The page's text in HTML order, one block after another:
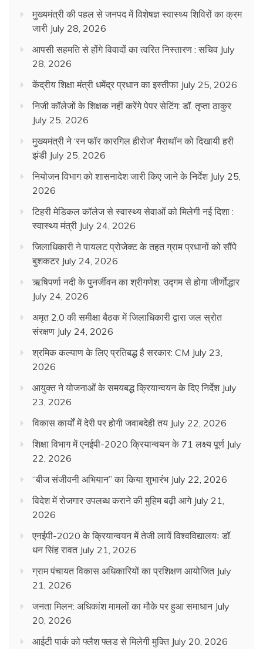
मुख्यमंत्री की पहल से जनपद में विशेषज्ञ स्वास्थ्य शिविरों का क्रम
जारी July 28, 2026
आपसी सहमति से होंगे विवादों का त्वरित निस्तारण : सचिव July
28, 2026
केंद्रीय शिक्षा मंत्री धमेंद्र प्रधान का इस्तीफा July 25, 2026
निजी कॉलेजों के शिक्षक नहीं करेंगे पेपर सेटिंग: डॉ. तृप्ता ठाकुर
July 25, 2026
मुख्यमंत्री ने ‘रन फॉर कारगिल हीरोज’ मैराथॉन को दिखायी हरी
झंडी July 25, 2026
नियोजन विभाग को शासनादेश जारी किए जाने के निर्देश July 25,
2026
टिहरी मेडिकल कॉलेज से स्वास्थ्य सेवाओं को मिलेगी नई दिशा :
स्वास्थ्य मंत्री July 24, 2026
जिलाधिकारी ने पायलट प्रोजेक्ट के तहत ग्राम प्रधानों को सौंपे
बुशकटर July 24, 2026
ऋषिपर्णा नदी के पुनर्जीवन का श्रीगणेश, उद्गम से होगा जीर्णोद्धार
July 24, 2026
अमृत 2.0 की समीक्षा बैठक में जिलाधिकारी द्वारा जल स्रोत
संरक्षण July 24, 2026
श्रमिक कल्याण के लिए प्रतिबद्ध है सरकार: CM July 23,
2026
आयुक्त ने योजनाओं के समयबद्ध क्रियान्वयन के दिए निर्देश July
23, 2026
विकास कार्यों में देरी पर होगी जवाबदेही तय July 22, 2026
शिक्षा विभाग में एनईपी-2020 क्रियान्वयन के 71 लक्ष्य पूर्ण July
22, 2026
“बीज संजीवनी अभियान” का किया शुभारंभ July 22, 2026
विदेश में रोजगार उपलब्ध कराने की मुहिम बढ़ी आगे July 21,
2026
एनईपी-2020 के क्रियान्वयन में तेजी लायें विश्वविद्यालयः डॉ.
धन सिंह रावत July 21, 2026
ग्राम पंचायत विकास अधिकारियों का प्रशिक्षण आयोजित July
21, 2026
जनता मिलन: अधिकांश मामलों का मौके पर हुआ समाधान July
20, 2026
आईटी पार्क को फ्लैश फ्लड से मिलेगी मुक्ति July 20, 2026